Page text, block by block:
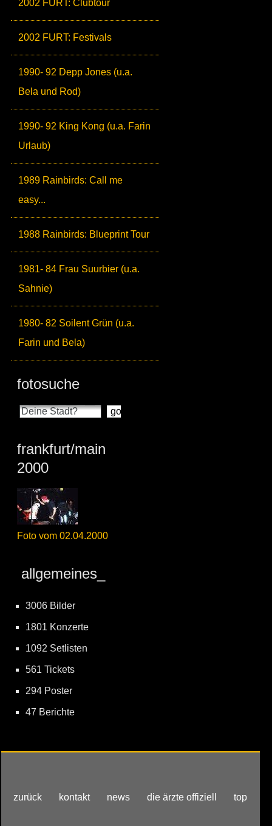
2002 FURT: Clubtour
2002 FURT: Festivals
1990- 92 Depp Jones (u.a.
Bela und Rod)
1990- 92 King Kong (u.a. Farin
Urlaub)
1989 Rainbirds: Call me
easy...
1988 Rainbirds: Blueprint Tour
1981- 84 Frau Suurbier (u.a.
Sahnie)
1980- 82 Soilent Grün (u.a.
Farin und Bela)
fotosuche
frankfurt/main
2000
Foto vom 02.04.2000
allgemeines_
3006 Bilder
1801 Konzerte
1092 Setlisten
561 Tickets
294 Poster
47 Berichte
zurück kontakt news die ärzte offiziell top